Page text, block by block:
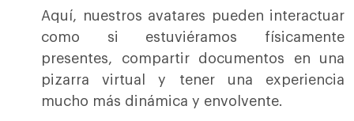
Aquí, nuestros avatares pueden interactuar
como si estuviéramos físicamente
presentes, compartir documentos en una
pizarra virtual y tener una experiencia
mucho más dinámica y envolvente.